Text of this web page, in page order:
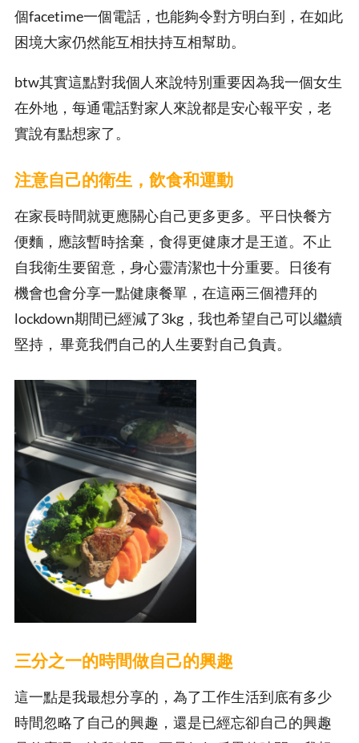
個facetime一個電話，也能夠令對方明白到，在如此
困境大家仍然能互相扶持互相幫助。
btw其實這點對我個人來說特別重要因為我一個女生
在外地，每通電話對家人來說都是安心報平安，老
實說有點想家了。
注意自己的衛生，飲食和運動
在家長時間就更應關心自己更多更多。平日快餐方
便麵，應該暫時捨棄，食得更健康才是王道。不止
自我衛生要留意，身心靈清潔也十分重要。日後有
機會也會分享一點健康餐單，在這兩三個禮拜的
lockdown期間已經減了3kg，我也希望自己可以繼續
堅持， 畢竟我們自己的人生要對自己負責。
三分之一的時間做自己的興趣
這一點是我最想分享的，為了工作生活到底有多少
時間忽略了自己的興趣，還是已經忘卻自己的興趣